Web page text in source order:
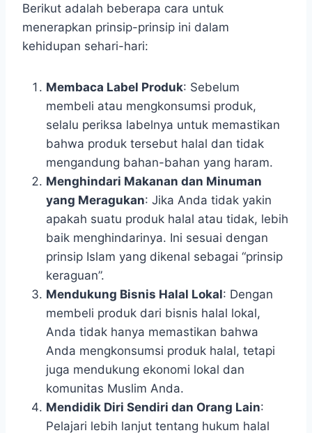
Berikut adalah beberapa cara untuk
menerapkan prinsip-prinsip ini dalam
kehidupan sehari-hari:
Membaca Label Produk: Sebelum
membeli atau mengkonsumsi produk,
selalu periksa labelnya untuk memastikan
bahwa produk tersebut halal dan tidak
mengandung bahan-bahan yang haram.
Menghindari Makanan dan Minuman
yang Meragukan: Jika Anda tidak yakin
apakah suatu produk halal atau tidak, lebih
baik menghindarinya. Ini sesuai dengan
prinsip Islam yang dikenal sebagai “prinsip
keraguan”.
Mendukung Bisnis Halal Lokal: Dengan
membeli produk dari bisnis halal lokal,
Anda tidak hanya memastikan bahwa
Anda mengkonsumsi produk halal, tetapi
juga mendukung ekonomi lokal dan
komunitas Muslim Anda.
Mendidik Diri Sendiri dan Orang Lain:
Pelajari lebih lanjut tentang hukum halal